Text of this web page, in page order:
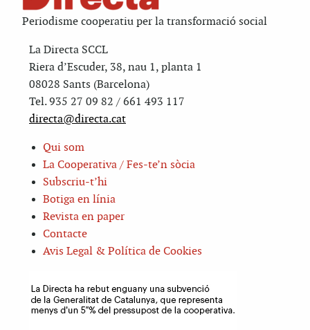
Periodisme cooperatiu per la transformació social
La Directa SCCL
Riera d’Escuder, 38, nau 1, planta 1
08028 Sants (Barcelona)
Tel. 935 27 09 82 / 661 493 117
directa@directa.cat
Qui som
La Cooperativa / Fes-te’n sòcia
Subscriu-t’hi
Botiga en línia
Revista en paper
Contacte
Avis Legal & Política de Cookies